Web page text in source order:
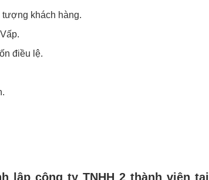
khách hàng.
điều lệ.
lập công ty TNHH 2 thành viên tại